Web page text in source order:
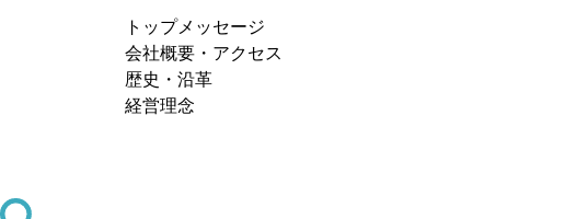
トップメッセージ
会社概要・アクセス
歴史・沿革
経営理念